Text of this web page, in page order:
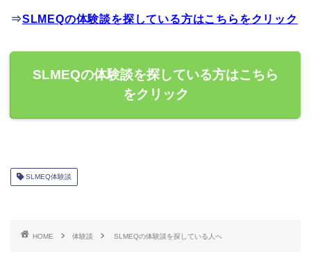
⇒SLMEQの体験談を探している方はこちらをクリック
SLMEQの体験談を探している方はこちら
をクリック
SLMEQ体験談
HOME 体験談 SLMEQの体験談を探している人へ